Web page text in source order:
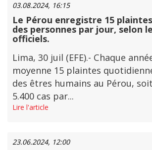
03.08.2024, 16:15
Le Pérou enregistre 15
des personnes par jour, selon
officiels.
Lima, 30 juil (EFE).- Chaque
moyenne 15 plaintes
des êtres humains au Pérou,
5.400 cas par...
Lire l'article
23.06.2024, 12:00